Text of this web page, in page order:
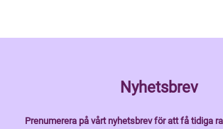
Nyhetsbrev
Prenumerera på vårt nyhetsbrev för att få tidiga